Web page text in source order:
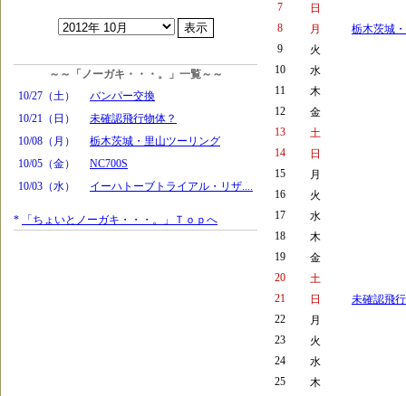
～～「ノーガキ・・・。」一覧～～
10/27（土）
バンパー交換
10/21（日）
未確認飛行物体？
10/08（月）
栃木茨城・里山ツーリング
10/05（金）
NC700S
10/03（水）
イーハトーブトライアル・リザ....
* 「ちょいとノーガキ・・・。」Ｔｏｐへ
7
日
8
月
栃木茨城
9
火
10
水
11
木
12
金
13
土
14
日
15
月
16
火
17
水
18
木
19
金
20
土
21
日
未確認飛
22
月
23
火
24
水
25
木